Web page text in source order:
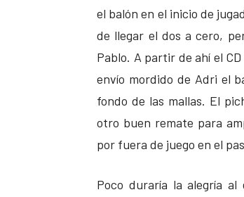
el balón en el inicio de
de llegar el dos a cero,
Pablo. A partir de ahí el
envío mordido de Adri el
fondo de las mallas. El
otro buen remate para
por fuera de juego en el
Poco duraría la alegría